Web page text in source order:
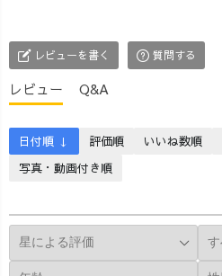
レビューを書く 質問する
レビュー Q&A
日付順 ↓ 評価順 いいね数順
写真・動画付き順